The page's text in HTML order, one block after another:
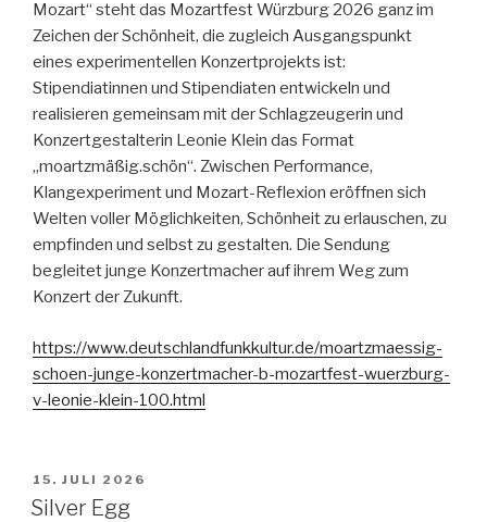
Mozart“ steht das Mozartfest Würzburg 2026 ganz im
Zeichen der Schönheit, die zugleich Ausgangspunkt
eines experimentellen Konzertprojekts ist:
Stipendiatinnen und Stipendiaten entwickeln und
realisieren gemeinsam mit der Schlagzeugerin und
Konzertgestalterin Leonie Klein das Format
„moartzmäßig.schön“. Zwischen Performance,
Klangexperiment und Mozart-Reflexion eröffnen sich
Welten voller Möglichkeiten, Schönheit zu erlauschen, zu
empfinden und selbst zu gestalten. Die Sendung
begleitet junge Konzertmacher auf ihrem Weg zum
Konzert der Zukunft.
https://www.deutschlandfunkkultur.de/moartzmaessig-
schoen-junge-konzertmacher-b-mozartfest-wuerzburg-
v-leonie-klein-100.html
VERÖFFENTLICHT
AM
15. JULI 2026
Silver Egg